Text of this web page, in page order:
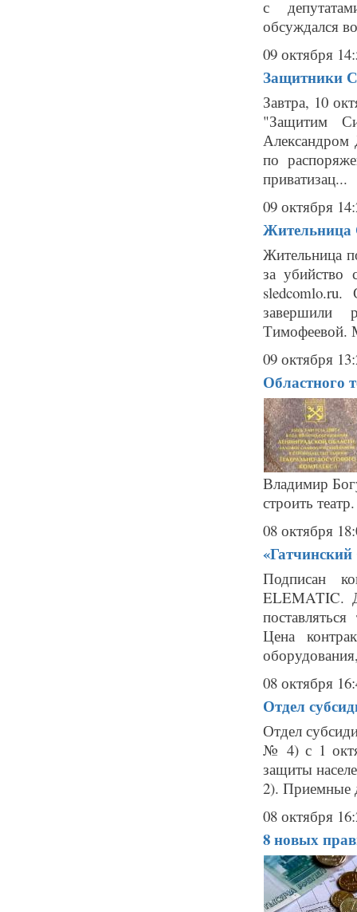
с
обсуждался
09 октября
Защитники
Завтра, 10
"Защитим
Александром
по
приватизац...
09 октября
Жительница
Жительница
за убийство
завершили
Тимофеевой.
09 октября
Областного
Владимир
строить
08 октября
Подписан
ELEMATIC.
Цена
08 октября
Отдел
Отдел
№ 4) с 1
защиты
2). Приемные
08 октября
8 новых